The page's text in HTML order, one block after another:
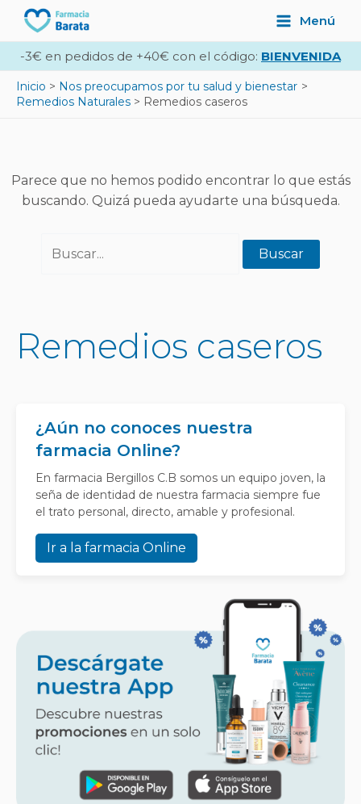
contenido
Main
Menu
Menú
-3€ en pedidos de +40€ con el código: BIENVENIDA
Inicio
Nos preocupamos por tu salud y bienestar
Remedios Naturales
Remedios caseros
Parece que no hemos podido encontrar lo que estás
buscando. Quizá pueda ayudarte una búsqueda.
Buscar
por:
Remedios caseros
¿Aún no conoces nuestra
farmacia Online?
En farmacia Bergillos C.B somos un equipo joven, la
seña de identidad de nuestra farmacia siempre fue
el trato personal, directo, amable y profesional.
Ir a la farmacia Online